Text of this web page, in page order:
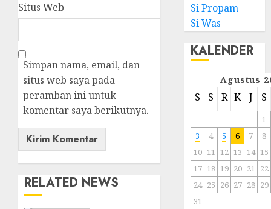
Situs Web
Simpan nama, email, dan
situs web saya pada
peramban ini untuk
komentar saya berikutnya.
RELATED NEWS
Si Propam
Si Was
KALENDER
Agustus
S S R K J S
1
3
4 5 6 7
8
10 11 12 13 14 15
17 18 19 20 21 22
24 25 26 27 28 29
31